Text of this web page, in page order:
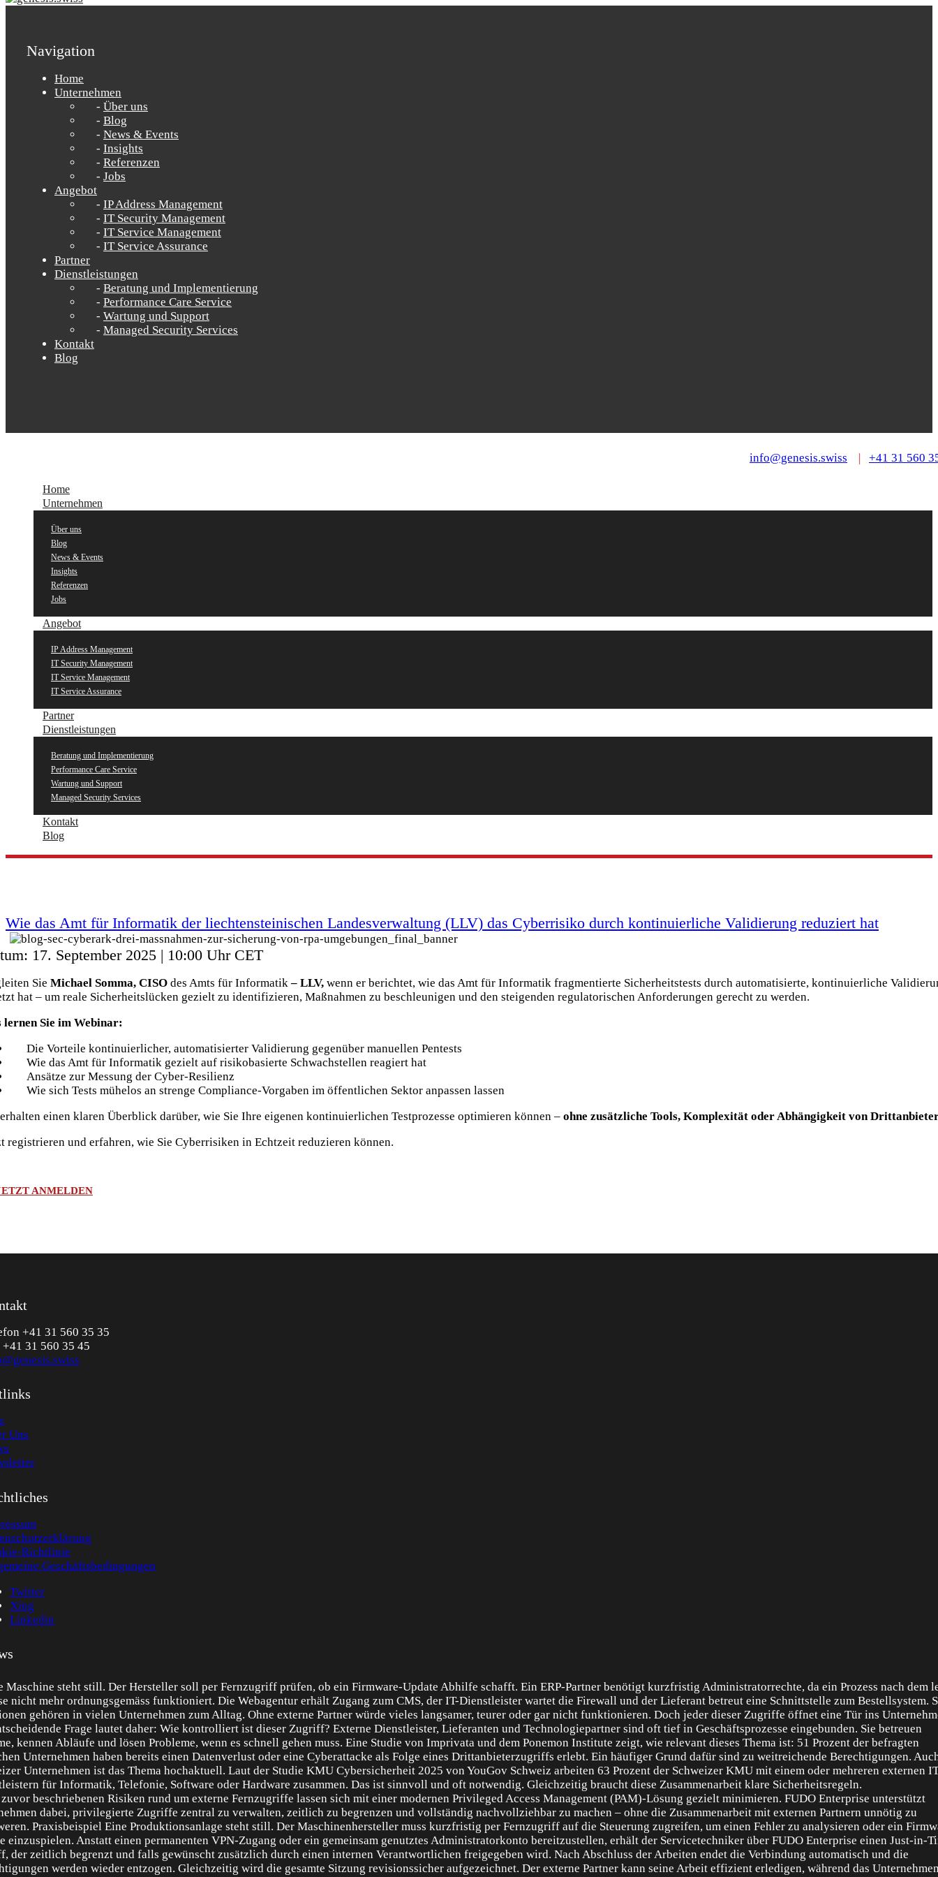
Navigation
Home
Unternehmen
Über uns
Blog
News & Events
Insights
Referenzen
Jobs
Angebot
IP Address Management
IT Security Management
IT Service Management
IT Service Assurance
Partner
Dienstleistungen
Beratung und Implementierung
Performance Care Service
Wartung und Support
Managed Security Services
Kontakt
Blog
info@genesis.swiss | +41 31 560
Home
Unternehmen
Über uns
Blog
News & Events
Insights
Referenzen
Jobs
Angebot
IP Address Management
IT Security Management
IT Service Management
IT Service Assurance
Partner
Dienstleistungen
Beratung und Implementierung
Performance Care Service
Wartung und Support
Managed Security Services
Kontakt
Blog
Wie das Amt für Informatik der liechtensteinischen Landesverwaltung (LLV) das Cyberrisiko durch kontinuierliche Validierung reduziert hat
17. September 2025 | 10:00 Uhr CET
Sie Michael Somma, CISO des Amts für Informatik– LLV, wenn er berichtet, wie das Amt für Informatik fragmentierte Sicherheitstests durch automatisierte, kontinuierliche
hat – um reale Sicherheitslücken gezielt zu identifizieren, Maßnahmen zu beschleunigen und den steigenden regulatorischen Anforderungen gerecht zu werden.
lernen Sie im Webinar:
Die Vorteile kontinuierlicher, automatisierter Validierung gegenüber manuellen Pentests
Wie das Amt für Informatik gezielt auf risikobasierte Schwachstellen reagiert hat
Ansätze zur Messung der Cyber-Resilienz
Wie sich Tests mühelos an strenge Compliance-Vorgaben im öffentlichen Sektor anpassen lassen
einen klaren Überblick darüber, wie Sie Ihre eigenen kontinuierlichen Testprozesse optimieren können – ohne zusätzliche Tools, Komplexität oder Abhängigkeit von
registrieren und erfahren, wie Sie Cyberrisiken in Echtzeit reduzieren können.
ANMELDEN
+41 31 560 35 35
+41 31 560 35 45
Uns
Richtlinie
Geschäftsbedingungen
Twitter
Xing
Linkedin